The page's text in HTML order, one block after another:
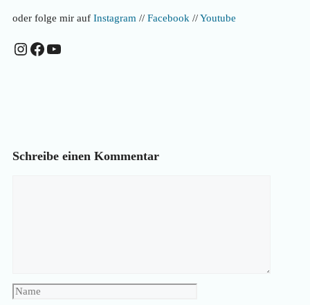
oder folge mir auf Instagram // Facebook //Youtube
Instagram
Facebook
YouTube
Schreibe einen Kommentar
Name